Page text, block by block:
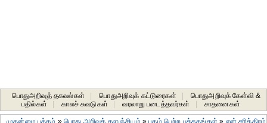
பொதுஅறிவுத் தகவல்கள் பொதுஅறிவுக் கட்டுரைகள்
பொதுஅறிவுக் கேள்வி &
பதில்கள்
காலச் சுவடுகள் வரலாறு படைத்தவர்கள் சாதனைகள்‎
முதன்மை பக்கம் »பொது அறிவுக் களஞ்சியம் »புகழ் பெற்ற புத்தகங்கள் » என் சரித்திரம்